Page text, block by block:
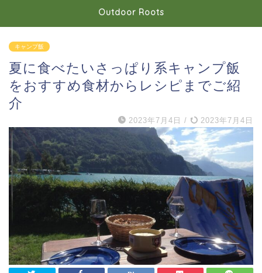
Outdoor Roots
キャンプ飯
夏に食べたいさっぱり系キャンプ飯
をおすすめ食材からレシピまでご紹
介
2023年7月4日 / 2023年7月4日